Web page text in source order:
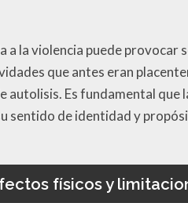
a la violencia puede
que antes eran
autolisis. Es fundamental
sentido de identidad y
físicos y